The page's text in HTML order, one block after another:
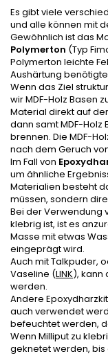
Es gibt viele
und alle können mit
Gewöhnlich ist das
Polymerton (Typ
Polymerton leichte
Aushärtung
Wenn das Ziel
wir MDF-Holz Basen
Material direkt auf
dann samt MDF-Holz
brennen. Die MDF-
nach dem Geruch
Im Fall von
um ähnliche
Materialien besteht
müssen, sondern
Bei der Verwendung
klebrig ist, ist es
Masse mit etwas
eingeprägt wird.
Auch mit Talkpuder,
Vaseline (LINK), kann
werden.
Andere
auch verwendet
befeuchtet werden,
Wenn Milliput zu
geknetet werden, bis